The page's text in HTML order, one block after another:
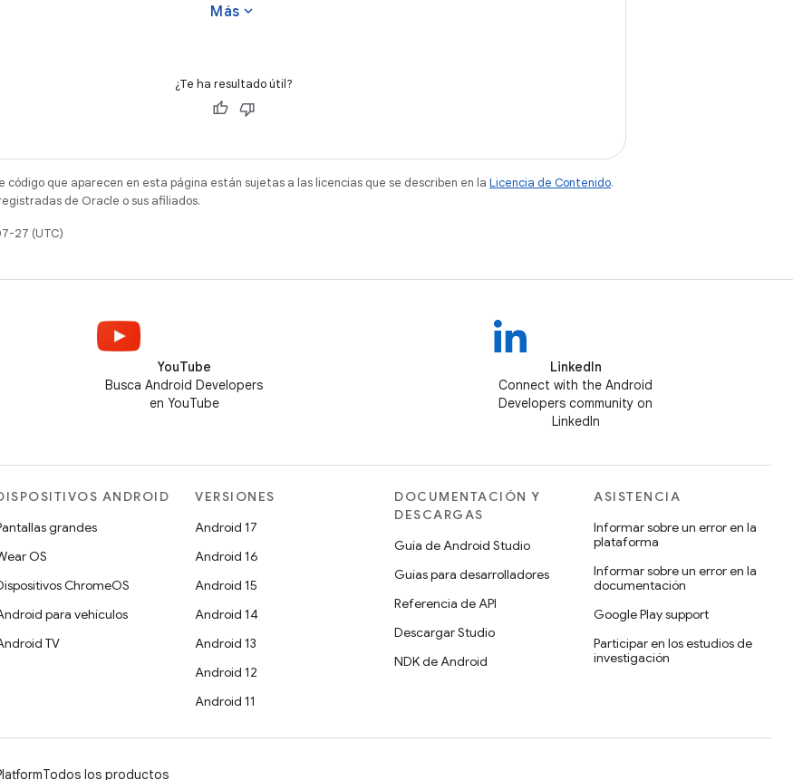
Más expand_more
¿Te ha resultado útil?
código que aparecen en esta página están sujetas a las licencias que se describen en la Licencia de Contenido.
de Oracle o sus afiliados.
27 (UTC)
YouTube
Busca Android Developers
en YouTube
LinkedIn
Connect with the Android
Developers community on
LinkedIn
ANDROID
grandes
OS
ChromeOS
para vehículos
TV
VERSIONES
Android 17
Android 16
Android 15
Android 14
Android 13
Android 12
Android 11
DOCUMENTACIÓN Y
DESCARGAS
Guía de Android Studio
Guías para desarrolladores
Referencia de API
Descargar Studio
NDK de Android
ASISTENCIA
Informar sobre un error en la
plataforma
Informar sobre un error en la
documentación
Google Play support
Participar en los estudios de
investigación
Todos los productos